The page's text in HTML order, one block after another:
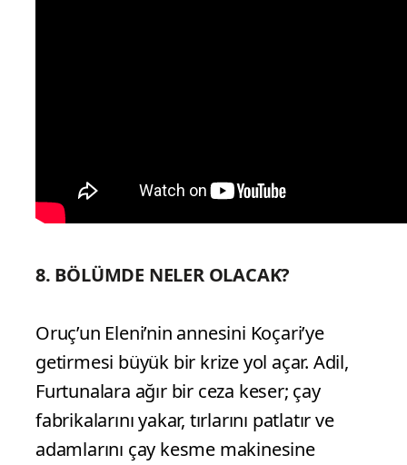
8. BÖLÜMDE NELER OLACAK?
Oruç’un Eleni’nin annesini Koçari’ye
getirmesi büyük bir krize yol açar. Adil,
Furtunalara ağır bir ceza keser; çay
fabrikalarını yakar, tırlarını patlatır ve
adamlarını çay kesme makinesine